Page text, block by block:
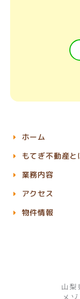
山
ホーム
もてぎ不動産と
業務内容
アクセス
物件情報